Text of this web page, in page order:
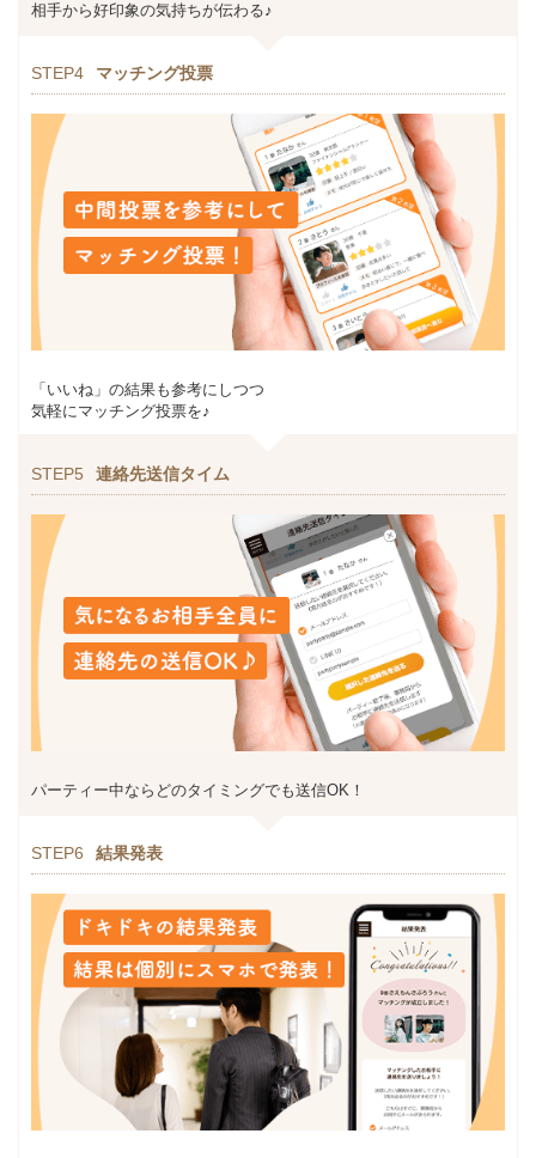
相手から好印象の気持ちが伝わる♪
STEP4 マッチング投票
「いいね」の結果も参考にしつつ
気軽にマッチング投票を♪
STEP5 連絡先送信タイム
パーティー中ならどのタイミングでも送信OK！
STEP6 結果発表